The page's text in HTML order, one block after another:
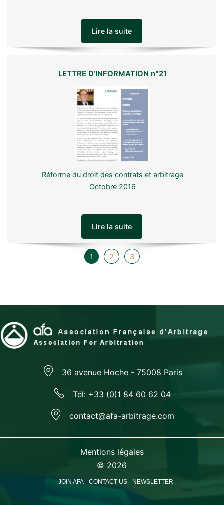
Lire la suite
LETTRE D’INFORMATION n°21
Réforme du droit des contrats et arbitrage
Octobre 2016
Lire la suite
1 2 3
36 avenue Hoche - 75008 Paris
Tél: +33 (0)1 84 60 62 04
contact@afa-arbitrage.com
Mentions légales
© 2026
JOIN AFA CONTACT US NEWSLETTER